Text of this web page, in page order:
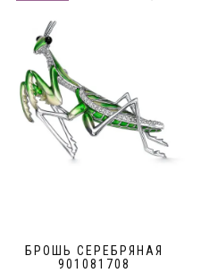
БРОШЬ СЕРЕБРЯНАЯ
901081708